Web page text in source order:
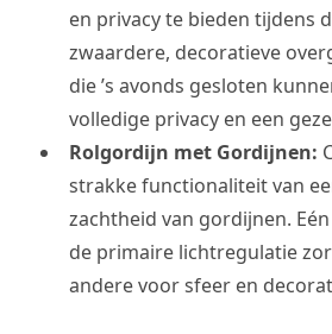
en privacy te bieden tijdens
zwaardere, decoratieve
die ’s avonds gesloten
volledige privacy en een
Rolgordijn met Gordijnen:
strakke functionaliteit van
zachtheid van gordijnen.
de primaire lichtregulatie
andere voor sfeer en